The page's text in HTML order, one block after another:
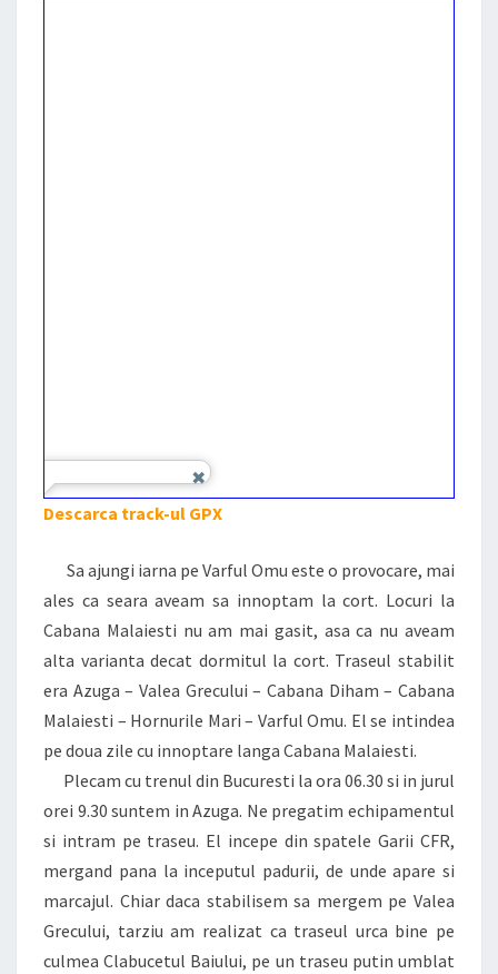
Descarca track-ul GPX
Sa ajungi iarna pe Varful Omu este o provocare, mai
ales ca seara aveam sa innoptam la cort. Locuri la
Cabana Malaiesti nu am mai gasit, asa ca nu aveam
alta varianta decat dormitul la cort. Traseul stabilit
era Azuga – Valea Grecului – Cabana Diham – Cabana
Malaiesti – Hornurile Mari – Varful Omu. El se intindea
pe doua zile cu innoptare langa Cabana Malaiesti.
Plecam cu trenul din Bucuresti la ora 06.30 si in jurul
orei 9.30 suntem in Azuga. Ne pregatim echipamentul
si intram pe traseu. El incepe din spatele Garii CFR,
mergand pana la inceputul padurii, de unde apare si
marcajul. Chiar daca stabilisem sa mergem pe Valea
Grecului, tarziu am realizat ca traseul urca bine pe
culmea Clabucetul Baiului, pe un traseu putin umblat